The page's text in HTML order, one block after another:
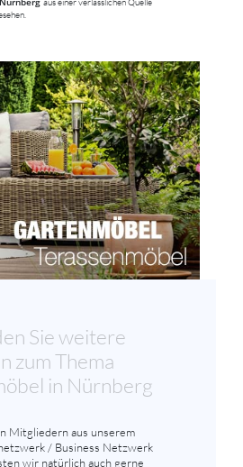
Sie weitere
zum Thema
in Nürnberg
Mitgliedern aus unserem
/ Business Netzwerk
wir natürlich auch gerne